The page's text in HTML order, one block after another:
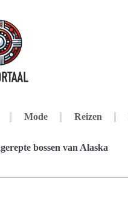
Mode Reizen
bossen van Alaska